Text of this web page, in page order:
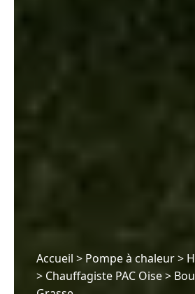
Accueil > Pompe à chaleur>
> Chauffagiste PAC Oise>